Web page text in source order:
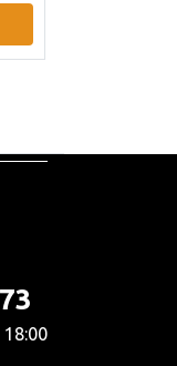
18:00